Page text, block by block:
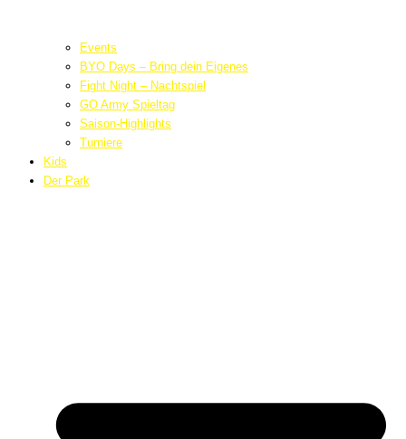
Events
BYO Days – Bring dein Eigenes
Fight Night – Nachtspiel
GO Army Spieltag
Saison-Highlights
Turniere
Kids
Der Park